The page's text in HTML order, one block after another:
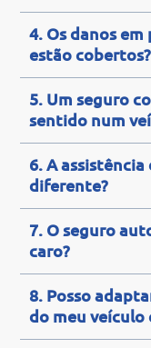
4. Os danos
estão cobertos?
5. Um seguro
sentido num
6. A
diferente?
7. O seguro
caro?
8. Posso
do meu veículo